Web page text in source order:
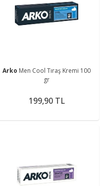
Arko Men Cool Tıraş Kremi 100
gr
199,90 TL